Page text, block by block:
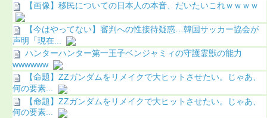
【画像】移民についての日本人の本音、だいたいこれｗｗｗｗ
【今はやってない】審判への性接待疑惑…韓国サッカー協会が
声明「現在...
ハンターハンター第一王子ベンジャミィの守護霊獣の能力
wwwwww
【命題】ZZガンダムをリメイクで大ヒットさせたい。じゃあ、
何の要素...
【命題】ZZガンダムをリメイクで大ヒットさせたい。じゃあ、
何の要素...